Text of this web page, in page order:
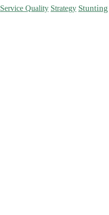
Service Quality Strategy Stunting